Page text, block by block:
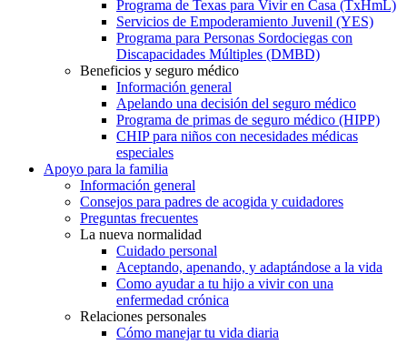
Programa de Texas para Vivir en Casa (TxHmL)
Servicios de Empoderamiento Juvenil (YES)
Programa para Personas Sordociegas con
Discapacidades Múltiples (DMBD)
Beneficios y seguro médico
Información general
Apelando una decisión del seguro médico
Programa de primas de seguro médico (HIPP)
CHIP para niños con necesidades médicas
especiales
Apoyo para la familia
Información general
Consejos para padres de acogida y cuidadores
Preguntas frecuentes
La nueva normalidad
Cuidado personal
Aceptando, apenando, y adaptándose a la vida
Como ayudar a tu hijo a vivir con una
enfermedad crónica
Relaciones personales
Cómo manejar tu vida diaria